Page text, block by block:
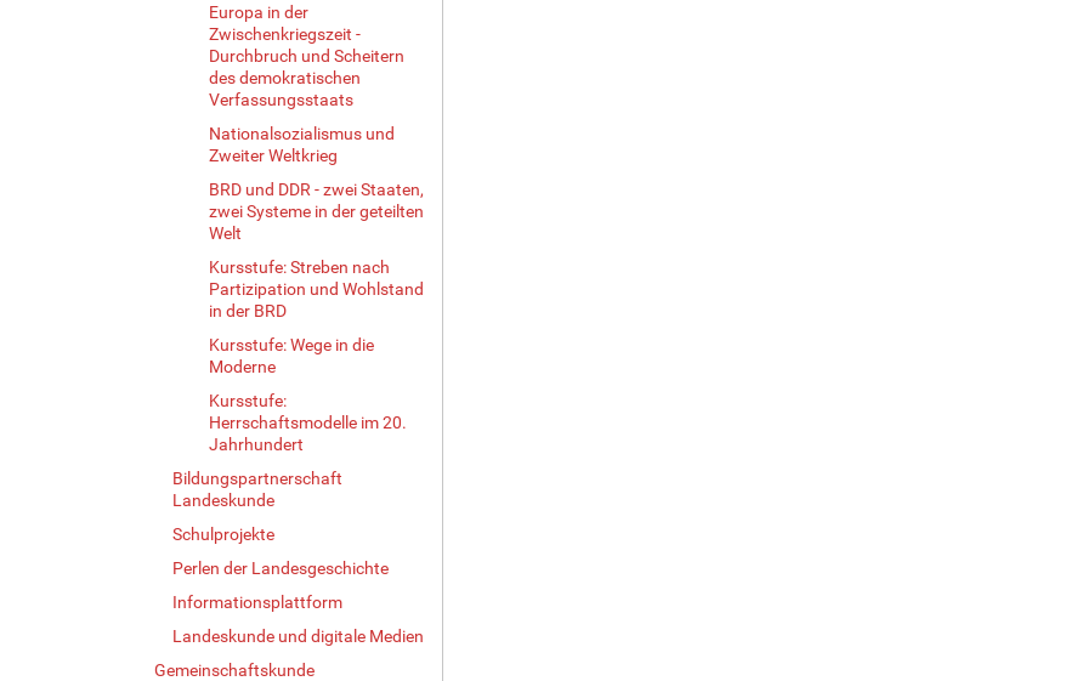
Europa in der
Zwischenkriegszeit -
Durchbruch und Scheitern
des demokratischen
Verfassungsstaats
Nationalsozialismus und
Zweiter Weltkrieg
BRD und DDR - zwei Staaten,
zwei Systeme in der geteilten
Welt
Kursstufe: Streben nach
Partizipation und Wohlstand
in der BRD
Kursstufe: Wege in die
Moderne
Kursstufe:
Herrschaftsmodelle im 20.
Jahrhundert
Bildungspartnerschaft
Landeskunde
Schulprojekte
Perlen der Landesgeschichte
Informationsplattform
Landeskunde und digitale Medien
Gemeinschaftskunde